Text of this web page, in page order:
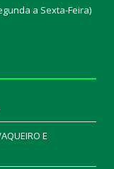
a Sexta-Feira)
E